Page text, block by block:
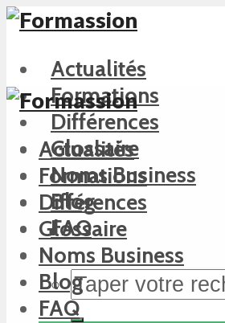
Actualités
Formations
Différences
Glossaire
Noms Business
Blog
FAQ
Actualités
Formations
Différences
Glossaire
Noms Business
Blog
FAQ